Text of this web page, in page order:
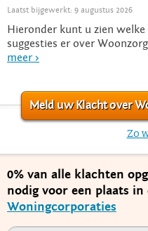
Laatst bijgewerkt: 9 augustus 2026
Hieronder kunt u zien
suggesties er over
meer >
Meld uw Klacht over
Zo
0% van alle klachten
nodig voor een plaats in
Woningcorporaties